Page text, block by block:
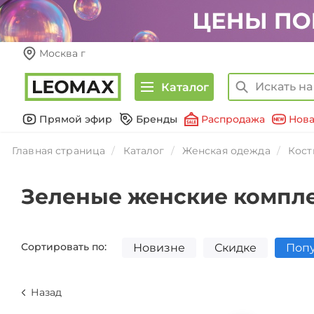
Москва г
Каталог
Прямой эфир Бренды Распродажа
Главная страница Каталог Женская одежда
Зеленые женские
Сортировать по: Новизне Скидке
Назад